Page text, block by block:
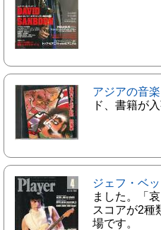
アジアの音楽
ド、書籍が
ジェフ・ベ
ました。「
スコアが2種
場です。